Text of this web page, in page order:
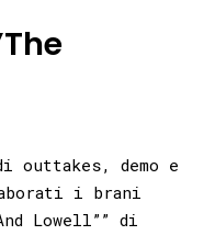
demo e
i brani
Lowell”” di